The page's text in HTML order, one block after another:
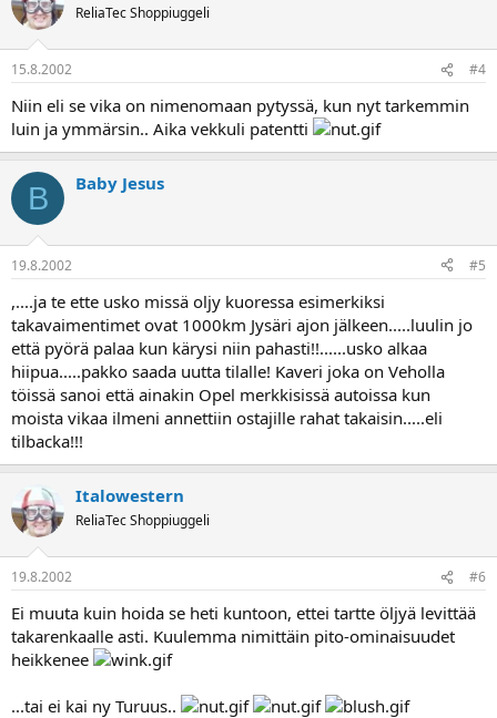
ReliaTec Shoppiuggeli
15.8.2002 #4
Niin eli se vika on nimenomaan pytyssä, kun nyt tarkemmin
luin ja ymmärsin.. Aika vekkuli patentti
B Baby Jesus
19.8.2002 #5
,....ja te ette usko missä oljy kuoressa esimerkiksi
takavaimentimet ovat 1000km Jysäri ajon jälkeen.....luulin jo
että pyörä palaa kun kärysi niin pahasti!!......usko alkaa
hiipua.....pakko saada uutta tilalle! Kaveri joka on Veholla
töissä sanoi että ainakin Opel merkkisissä autoissa kun
moista vikaa ilmeni annettiin ostajille rahat takaisin.....eli
tilbacka!!!
Italowestern
ReliaTec Shoppiuggeli
19.8.2002 #6
Ei muuta kuin hoida se heti kuntoon, ettei tartte öljyä levittää
takarenkaalle asti. Kuulemma nimittäin pito-ominaisuudet
heikkenee
...tai ei kai ny Turuus..